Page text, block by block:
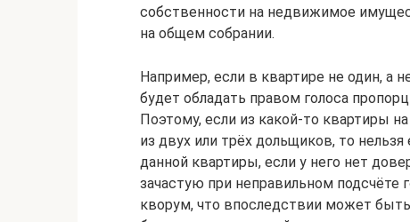
собственности на недвижимое
на общем собрании.
Например, если в квартире не один, а
будет обладать правом голоса
Поэтому, если из какой-то квартиры
из двух или трёх дольщиков, то
данной квартиры, если у него нет
зачастую при неправильном подсчёте
кворум, что впоследствии может